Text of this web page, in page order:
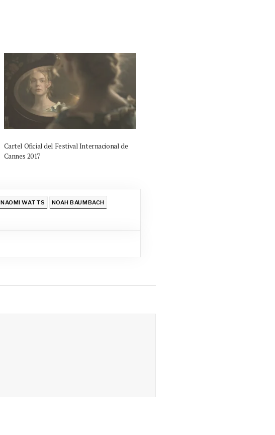
Cartel Oficial del Festival Internacional de
Cannes 2017
NAOMI WATTS NOAH BAUMBACH